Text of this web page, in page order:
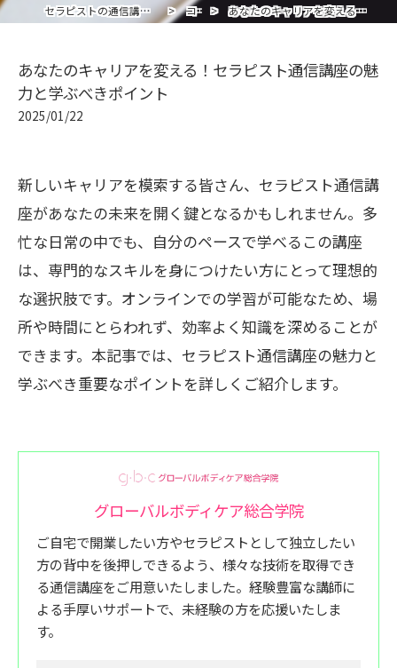
セラピストの通信講座ならグローバルボディケア総合学院 コラム あなたのキャリアを変える！セラピスト通信講座の魅力と学ぶべきポイント
あなたのキャリアを変える！セラピスト通信講座の魅
力と学ぶべきポイント
2025/01/22
新しいキャリアを模索する皆さん、セラピスト通信講
座があなたの未来を開く鍵となるかもしれません。多
忙な日常の中でも、自分のペースで学べるこの講座
は、専門的なスキルを身につけたい方にとって理想的
な選択肢です。オンラインでの学習が可能なため、場
所や時間にとらわれず、効率よく知識を深めることが
できます。本記事では、セラピスト通信講座の魅力と
学ぶべき重要なポイントを詳しくご紹介します。
グローバルボディケア総合学院
ご自宅で開業したい方やセラピストとして独立したい
方の背中を後押しできるよう、様々な技術を取得でき
る通信講座をご用意いたしました。経験豊富な講師に
よる手厚いサポートで、未経験の方を応援いたしま
す。